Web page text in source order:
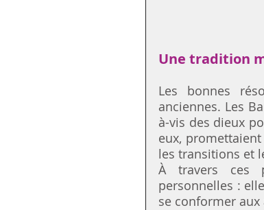
Une tradition
Les bonnes
anciennes. Les
à-vis des dieux
eux,
les transitions et
À travers ces
personnelles :
se conformer aux